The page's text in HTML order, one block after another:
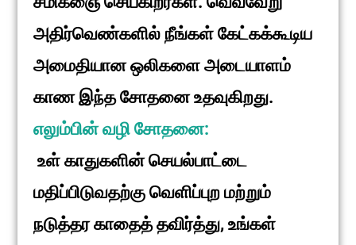
அதிர்வெண்களில் நீங்கள் கேட்கக்கூடிய
அமைதியான ஒலிகளை அடையாளம்
காண இந்த சோதனை உதவுகிறது.
எலும்பின் வழி சோதனை:
உள் காதுகளின் செயல்பாட்டை
மதிப்பிடுவதற்கு வெளிப்புற மற்றும்
நடுத்தர காதைத் தவிர்த்து, உங்கள்